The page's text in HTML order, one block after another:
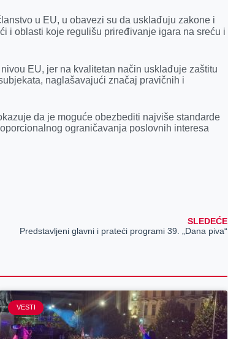
u EU, u obavezi su da usklađuju zakone i
i oblasti koje regulišu priređivanje igara na sreću i
EU, jer na kvalitetan način usklađuje zaštitu
naglašavajući značaj pravičnih i
da je moguće obezbediti najviše standarde
ograničavanja poslovnih interesa
SLEDEĆE
Predstavljeni glavni i prateći programi 39. „Dana piva“
VESTI